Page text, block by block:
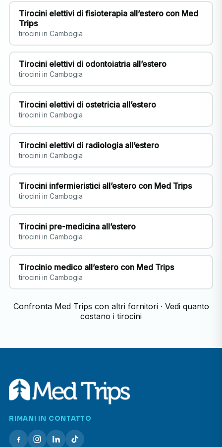
Tirocini elettivi di fisioterapia all’estero con Med
Trips
tirocini in Cambogia
Tirocini elettivi di odontoiatria all’estero
tirocini in Cambogia
Tirocini elettivi di ostetricia all’estero
tirocini in Cambogia
Tirocini elettivi di radiologia all’estero
tirocini in Cambogia
Tirocini infermieristici all’estero con Med Trips
tirocini in Cambogia
Tirocini pre-medicina all’estero
tirocini in Cambogia
Tirocinio medico all’estero con Med Trips
tirocini in Cambogia
Confronta Med Trips con altri fornitori· Vedi quanto
costano i tirocini
RIMANI IN CONTATTO